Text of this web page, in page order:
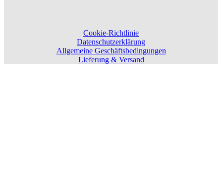
Cookie-Richtlinie
Datenschutzerklärung
Allgemeine Geschäftsbedingungen
Lieferung & Versand